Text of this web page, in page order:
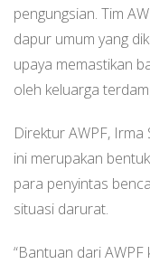
pengungsian. Tim
dapur umum yang
upaya memastikan
oleh keluarga
Direktur AWPF,
ini merupakan
para penyintas
situasi darurat.
“Bantuan dari